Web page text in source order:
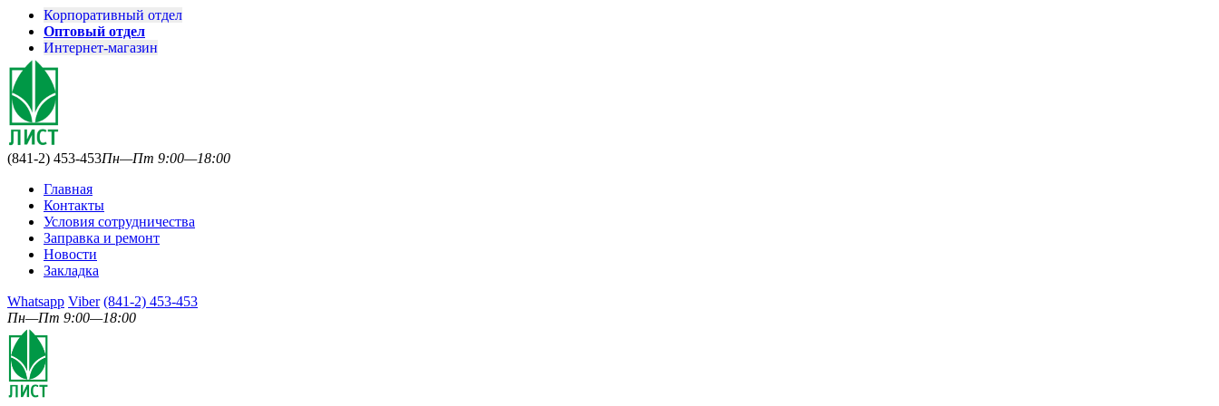
Корпоративный отдел
Оптовый отдел
Интернет-магазин
(841-2) 453-453Пн—Пт 9:00—18:00
Главная
Контакты
Условия сотрудничества
Заправка и ремонт
Новости
Закладка
Whatsapp Viber (841-2) 453-453
Пн—Пт 9:00—18:00